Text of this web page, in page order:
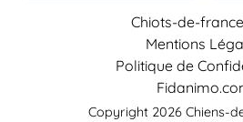
Chiots-de-
Mentions
Politique de
Copyright 2026 Chiens-